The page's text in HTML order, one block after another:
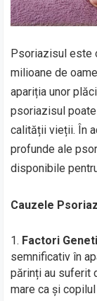
Psoriazisul este
milioane de
apariția unor
psoriazisul
calității vieții. În
profunde ale
disponibile
Cauzele
Factori
semnificativ în
părinți au suferit
mare ca și